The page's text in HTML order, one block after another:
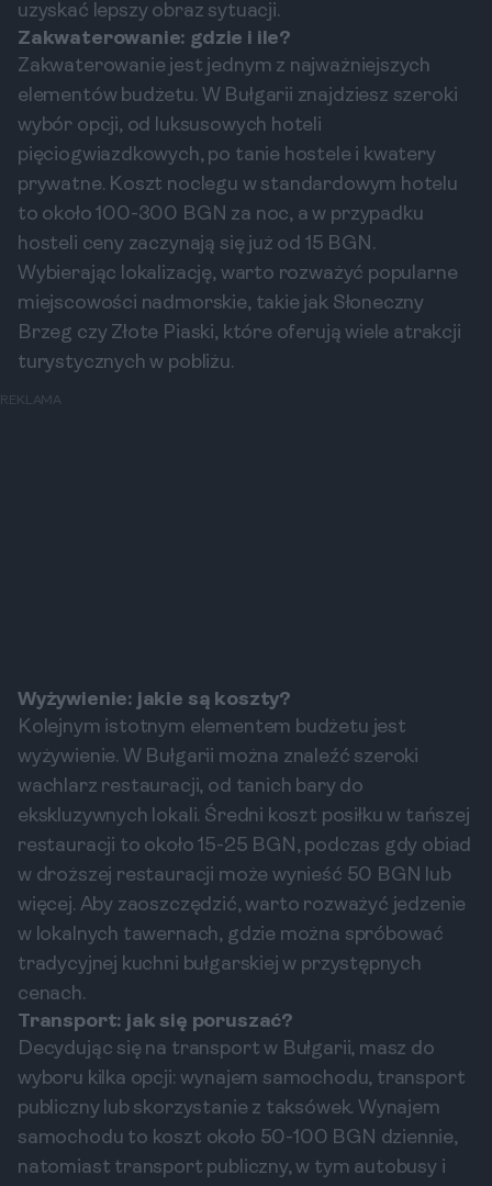
uzyskać lepszy obraz sytuacji.
Zakwaterowanie: gdzie i ile?
Zakwaterowanie jest jednym z najważniejszych
elementów budżetu. W Bułgarii znajdziesz szeroki
wybór opcji, od luksusowych hoteli
pięciogwiazdkowych, po tanie hostele i kwatery
prywatne. Koszt noclegu w standardowym hotelu
to około 100-300 BGN za noc, a w przypadku
hosteli ceny zaczynają się już od 15 BGN.
Wybierając lokalizację, warto rozważyć popularne
miejscowości nadmorskie, takie jak Słoneczny
Brzeg czy Złote Piaski, które oferują wiele atrakcji
turystycznych w pobliżu.
REKLAMA
Wyżywienie: jakie są koszty?
Kolejnym istotnym elementem budżetu jest
wyżywienie. W Bułgarii można znaleźć szeroki
wachlarz restauracji, od tanich bary do
ekskluzywnych lokali. Średni koszt posiłku w tańszej
restauracji to około 15-25 BGN, podczas gdy obiad
w droższej restauracji może wynieść 50 BGN lub
więcej. Aby zaoszczędzić, warto rozważyć jedzenie
w lokalnych tawernach, gdzie można spróbować
tradycyjnej kuchni bułgarskiej w przystępnych
cenach.
Transport: jak się poruszać?
Decydując się na transport w Bułgarii, masz do
wyboru kilka opcji: wynajem samochodu, transport
publiczny lub skorzystanie z taksówek. Wynajem
samochodu to koszt około 50-100 BGN dziennie,
natomiast transport publiczny, w tym autobusy i